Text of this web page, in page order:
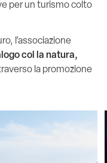
per un turismo colto
l’associazione
col la natura,
la promozione